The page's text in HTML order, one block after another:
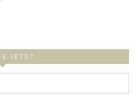
IETS?